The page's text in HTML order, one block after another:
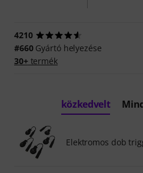
4210
#660Gyártó helyezése
30+termék
közkedvelt
Elektromos dob